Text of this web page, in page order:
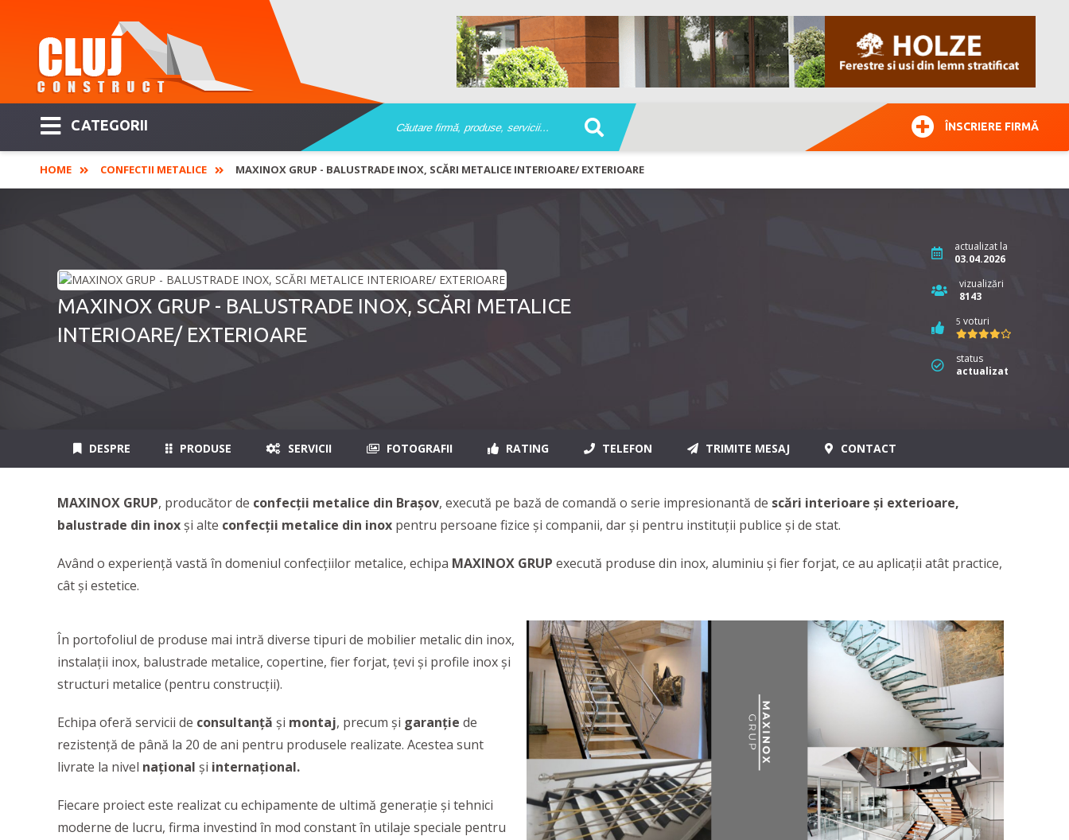
CATEGORII ÎNSCRIERE FIRMĂ
HOME CONFECTII METALICE MAXINOX GRUP - BALUSTRADE INOX, SCĂRI METALICE INTERIOARE/ EXTERIOARE
MAXINOX GRUP - BALUSTRADE INOX, SCĂRI METALICE
INTERIOARE/ EXTERIOARE
actualizat la
03.04.2026
vizualizări
8143
5 voturi
status
actualizat
DESPRE PRODUSE SERVICII FOTOGRAFII RATING TELEFON TRIMITE MESAJ CONTACT
MAXINOX GRUP, producător de confecții metalice din Brașov, execută pe bază de comandă o serie impresionantă de scări interioare și exterioare,
balustrade din inox și alte confecții metalice din inox pentru persoane fizice și companii, dar și pentru instituții publice și de stat.
Având o experiență vastă în domeniul confecțiilor metalice, echipa MAXINOX GRUP execută produse din inox, aluminiu și fier forjat, ce au aplicații atât practice,
cât și estetice.
În portofoliul de produse mai intră diverse tipuri de mobilier metalic din inox,
instalații inox, balustrade metalice, copertine, fier forjat, țevi și profile inox și
structuri metalice (pentru construcții).
Echipa oferă servicii de consultanță și montaj, precum și garanție de
rezistență de până la 20 de ani pentru produsele realizate. Acestea sunt
livrate la nivel național și internațional.
Fiecare proiect este realizat cu echipamente de ultimă generație și tehnici
moderne de lucru, firma investind în mod constant în utilaje speciale pentru